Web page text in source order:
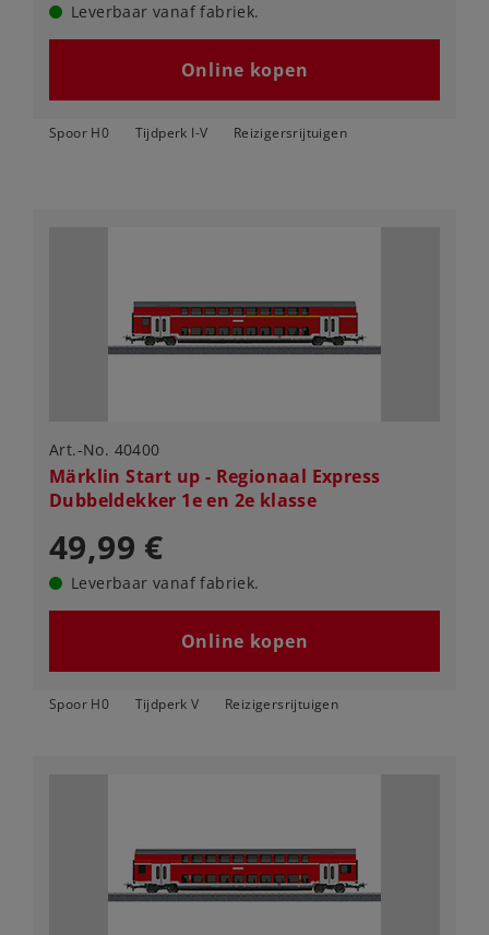
Leverbaar vanaf fabriek.
Online kopen
Spoor H0 Tijdperk I-V Reizigersrijtuigen
Art.-No. 40400
Märklin Start up - Regionaal Express
Dubbeldekker 1e en 2e klasse
49,99 €
Leverbaar vanaf fabriek.
Online kopen
Spoor H0 Tijdperk V Reizigersrijtuigen